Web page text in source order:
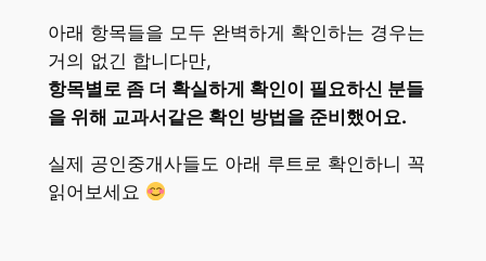
아래 항목들을 모두 완벽하게 확인하는 경우는
거의 없긴 합니다만,
항목별로 좀 더 확실하게 확인이 필요하신 분들
을 위해 교과서같은 확인 방법을 준비했어요.
실제 공인중개사들도 아래 루트로 확인하니 꼭
읽어보세요